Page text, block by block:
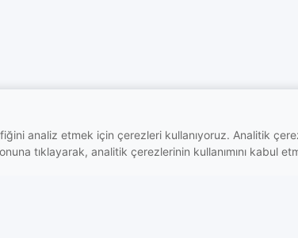
analiz etmek için çerezleri kullanıyoruz. Analitik
tıklayarak, analitik çerezlerinin kullanımını kabul